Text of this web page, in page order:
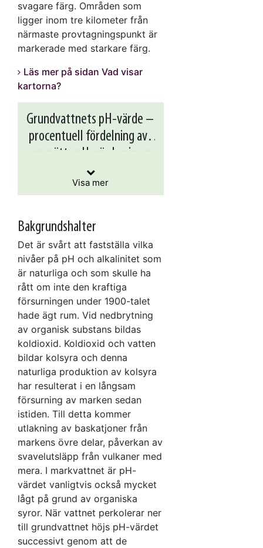
svagare färg. Områden som
ligger inom tre kilometer från
närmaste provtagningspunkt är
markerade med starkare färg.
Läs mer på sidan Vad visar
kartorna?
Grundvattnets pH-värde –
procentuell fördelning av
uppmätta pH-värden inom
varje kartklassområde
klass (färg på kartan) vilka
pH-värden i brunnsvattnet
som kan förväntas. För
områden på kartan) kan
exempelvis noteras att
endast 12,2 procent av de
uppmätta pH-värden är så
höga. Att det är en så liten
andel kan förklaras av att
det i denna klass finns
relativt få och spridda
analyser vilket gör att
genomslaget i kartbilden
begränsas.
pH Grundvatten i jord
Mätt pH-värde
> 8,5
7,5–
8,5
7,5
Kartklass
> 8,5
12,2 41,5
7,5–8,5
1,8 58,4
6,5–7,5
1,4 20,9 50,6
5,5–6,5
0,5 6,3 34,4
≤ 5,5
2,6
Alla
1,2 22,3
Visa mer
Bakgrundshalter
Det är svårt att fastställa vilka
nivåer på pH och alkalinitet som
är naturliga och som skulle ha
rått om inte den kraftiga
försurningen under 1900-talet
hade ägt rum. Vid nedbrytning
av organisk substans bildas
koldioxid. Koldioxid och vatten
bildar kolsyra och denna
naturliga produktion av kolsyra
har resulterat i en långsam
försurning av marken sedan
istiden. Till detta kommer
utlakning av baskatjoner från
markens övre delar, påverkan av
svavelutsläpp från vulkaner med
mera. I markvattnet är pH-
värdet vanligtvis också mycket
lågt på grund av organiska
syror. När vattnet perkolerar ner
till grundvattnet höjs pH-värdet
successivt genom att de